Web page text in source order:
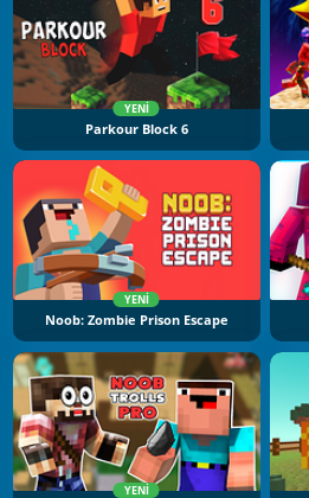
YENI
Parkour Block 6
YENI
Noob: Zombie Prison Escape
YENI